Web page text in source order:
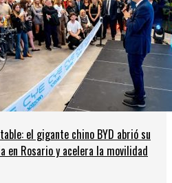
el gigante chino BYD abrió su
en Rosario y acelera la movilidad